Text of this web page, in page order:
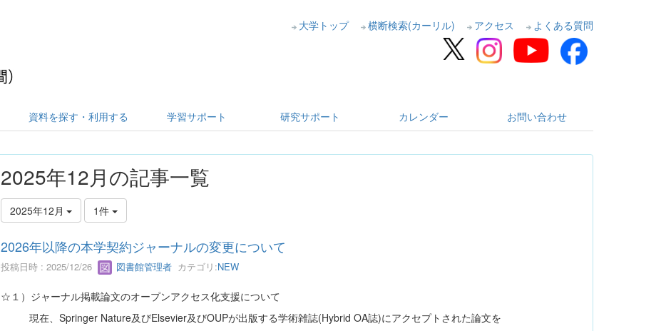
大学トップ 横断検索(カーリル) アクセス よくある質問
資料を探す・利用する 学習サポート 研究サポート カレンダー お問い合わせ
2025年12月の記事一覧
2025年12月 1件
2026年以降の本学契約ジャーナルの変更について
投稿日時 : 2025/12/26 図書館管理者カテゴリ:NEW
☆１）ジャーナル掲載論文のオープンアクセス化支援について
現在、Springer Nature及びElsevier及びOUPが出版する学術雑誌(Hybrid OA誌)にアクセプトされた論文を